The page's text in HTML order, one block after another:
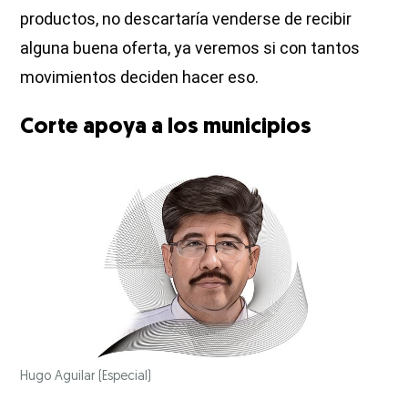
productos, no descartaría venderse de recibir
alguna buena oferta, ya veremos si con tantos
movimientos deciden hacer eso.
Corte apoya a los municipios
Hugo Aguilar (Especial)